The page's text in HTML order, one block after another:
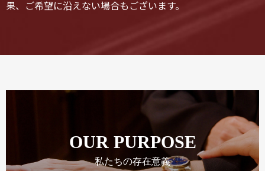
果、ご希望に沿えない場合もございます。
OUR PURPOSE
私たちの存在意義